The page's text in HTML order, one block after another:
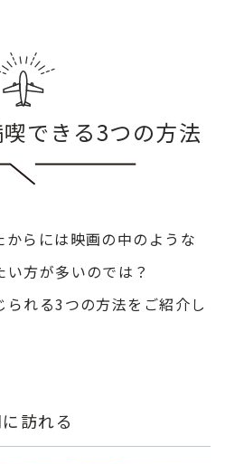
できる3つの方法
からには映画の中のような
方が多いのでは？
れる3つの方法をご紹介し
訪れる